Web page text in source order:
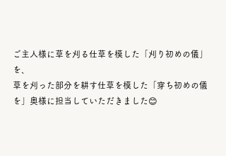
ご主人様に草を刈る仕草を模した「刈り初めの儀」
を、
草を刈った部分を耕す仕草を模した「穿ち初めの儀
を」奥様に担当していただきました😊